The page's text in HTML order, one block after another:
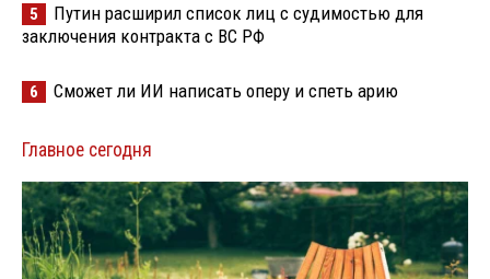
5
Путин расширил список лиц с судимостью для
заключения контракта с ВС РФ
6 Сможет ли ИИ написать оперу и спеть арию
Главное сегодня